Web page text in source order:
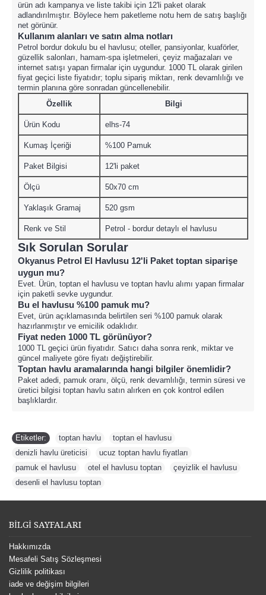
ürün adı kampanya ve liste takibi için 12'li paket olarak
adlandırılmıştır. Böylece hem paketleme notu hem de satış başlığı
net görünür.
Kullanım alanları ve satın alma notları
Petrol bordur dokulu bu el havlusu; oteller, pansiyonlar, kuaförler,
güzellik salonları, hamam-spa işletmeleri, çeyiz mağazaları ve
internet satışı yapan firmalar için uygundur. 1000 TL olarak girilen
fiyat geçici liste fiyatıdır; toplu sipariş miktarı, renk devamlılığı ve
termin planına göre sonradan güncellenebilir.
Özellik
Bilgi
Ürün Kodu elhs-74
Kumaş İçeriği %100 Pamuk
Paket Bilgisi 12'li paket
Ölçü 50x70 cm
Yaklaşık Gramaj 520 gsm
Renk ve Stil Petrol - bordur detaylı el havlusu
Sık Sorulan Sorular
Okyanus Petrol El Havlusu 12'li Paket toptan siparişe
uygun mu?
Evet. Ürün, toptan el havlusu ve toptan havlu alımı yapan firmalar
için paketli sevke uygundur.
Bu el havlusu %100 pamuk mu?
Evet, ürün açıklamasında belirtilen seri %100 pamuk olarak
hazırlanmıştır ve emicilik odaklıdır.
Fiyat neden 1000 TL görünüyor?
1000 TL geçici ürün fiyatıdır. Satıcı daha sonra renk, miktar ve
güncel maliyete göre fiyatı değiştirebilir.
Toptan havlu aramalarında hangi bilgiler önemlidir?
Paket adedi, pamuk oranı, ölçü, renk devamlılığı, termin süresi ve
üretici bilgisi toptan havlu satın alırken en çok kontrol edilen
başlıklardır.
Etiketler: toptan havlu toptan el havlusu
denizli havlu üreticisi
ucuz toptan havlu fiyatları
pamuk el havlusu
otel el havlusu toptan çeyizlik el havlusu
desenli el havlusu toptan
BİLGİ SAYFALARI
Hakkımızda
Mesafeli Satış Sözleşmesi
Gizlilik politikası
iade ve değişim bilgileri